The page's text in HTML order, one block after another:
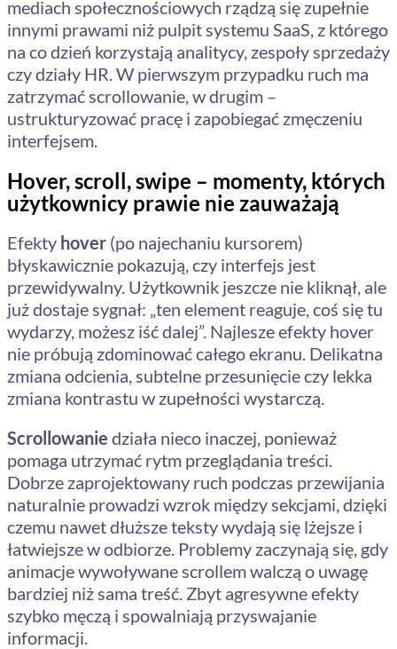
mediach społecznościowych rządzą się zupełnie
innymi prawami niż pulpit systemu SaaS, z którego
na co dzień korzystają analitycy, zespoły sprzedaży
czy działy HR. W pierwszym przypadku ruch ma
zatrzymać scrollowanie, w drugim –
ustrukturyzować pracę i zapobiegać zmęczeniu
interfejsem.
Hover, scroll, swipe – momenty, których
użytkownicy prawie nie zauważają
Efekty hover (po najechaniu kursorem)
błyskawicznie pokazują, czy interfejs jest
przewidywalny. Użytkownik jeszcze nie kliknął, ale
już dostaje sygnał: „ten element reaguje, coś się tu
wydarzy, możesz iść dalej”. Najlesze efekty hover
nie próbują zdominować całego ekranu. Delikatna
zmiana odcienia, subtelne przesunięcie czy lekka
zmiana kontrastu w zupełności wystarczą.
Scrollowanie działa nieco inaczej, ponieważ
pomaga utrzymać rytm przeglądania treści.
Dobrze zaprojektowany ruch podczas przewijania
naturalnie prowadzi wzrok między sekcjami, dzięki
czemu nawet dłuższe teksty wydają się lżejsze i
łatwiejsze w odbiorze. Problemy zaczynają się, gdy
animacje wywoływane scrollem walczą o uwagę
bardziej niż sama treść. Zbyt agresywne efekty
szybko męczą i spowalniają przyswajanie
informacji.